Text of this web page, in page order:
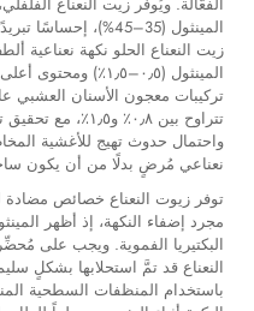
المينثول (35–45%)،
زيت النعناع الحلو نكهة
المينثول
تركيبات معجون الأسنان العشبي
تتراوح بين ٠٫٨٪
واحتمال حدوث تهيج للأغشية
نعناعي مُرضٍ بدلًا من أن يكون
توفر زيوت النعناع خصائص مضادة
مجرد إضفاء النكهة، إذ أظهر
البكتيريا الفموية. ويجب على
النعناع قد تمَّ استحلابها بشكلٍ
باستخدام المنظفات السطحية